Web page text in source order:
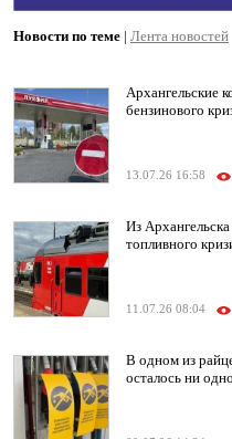
Новости по теме | Лента новостей
Архангельские
бензинового
13.07.26 16:58
Из
топливного
11.07.26 08:04
В одном из
осталось ни